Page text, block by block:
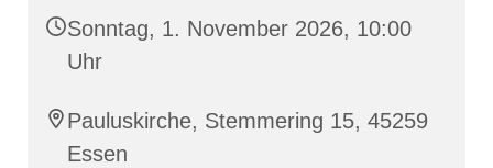
Sonntag, 1. November 2026, 10:00
Uhr
Pauluskirche, Stemmering 15, 45259
Essen